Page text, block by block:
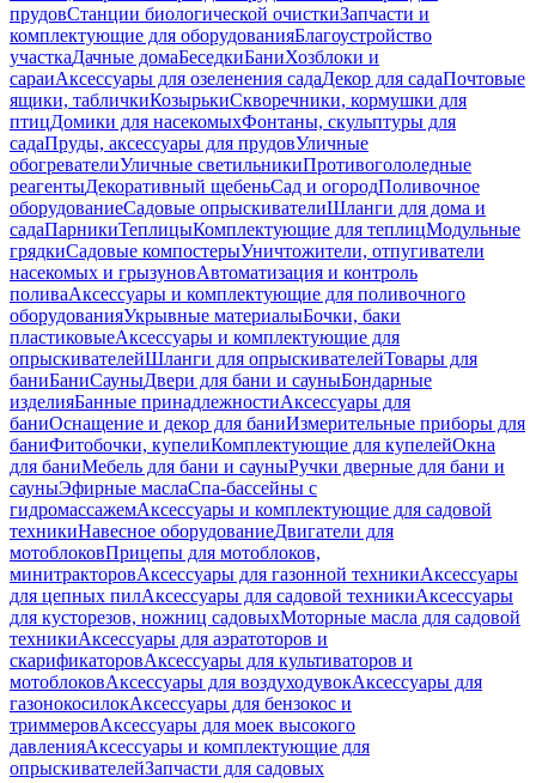
прудовСтанции биологической очисткиЗапчасти и
комплектующие для оборудованияБлагоустройство
участкаДачные домаБеседкиБаниХозблоки и
сараиАксессуары для озеленения садаДекор для садаПочтовые
ящики, табличкиКозырькиСкворечники, кормушки для
птицДомики для насекомыхФонтаны, скульптуры для
садаПруды, аксессуары для прудовУличные
обогревателиУличные светильникиПротивогололедные
реагентыДекоративный щебеньСад и огородПоливочное
оборудованиеСадовые опрыскивателиШланги для дома и
садаПарникиТеплицыКомплектующие для теплицМодульные
грядкиСадовые компостерыУничтожители, отпугиватели
насекомых и грызуновАвтоматизация и контроль
поливаАксессуары и комплектующие для поливочного
оборудованияУкрывные материалыБочки, баки
пластиковыеАксессуары и комплектующие для
опрыскивателейШланги для опрыскивателейТовары для
баниБаниСауныДвери для бани и сауныБондарные
изделияБанные принадлежностиАксессуары для
баниОснащение и декор для баниИзмерительные приборы для
баниФитобочки, купелиКомплектующие для купелейОкна
для баниМебель для бани и сауныРучки дверные для бани и
сауныЭфирные маслаСпа-бассейны с
гидромассажемАксессуары и комплектующие для садовой
техникиНавесное оборудованиеДвигатели для
мотоблоковПрицепы для мотоблоков,
минитракторовАксессуары для газонной техникиАксессуары
для цепных пилАксессуары для садовой техникиАксессуары
для кусторезов, ножниц садовыхМоторные масла для садовой
техникиАксессуары для аэратоторов и
скарификаторовАксессуары для культиваторов и
мотоблоковАксессуары для воздуходувокАксессуары для
газонокосилокАксессуары для бензокос и
триммеровАксессуары для моек высокого
давленияАксессуары и комплектующие для
опрыскивателейЗапчасти для садовых